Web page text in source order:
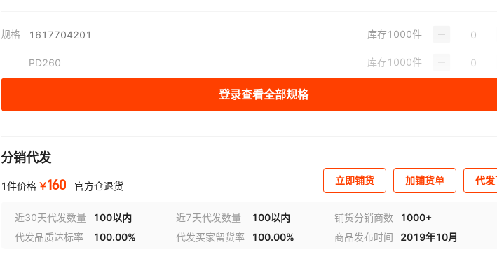
规格 1617704201 库存1000件
PD260 库存1000件
登录查看全部规格
分销代发
1件价格 ￥160 官方仓退货 立即铺货 加铺货单 代
近30天代发数量 100以内 近7天代发数量 100以内 铺货分销商数
1000+
代发品质达标率
100.00% 代发买家留货率 100.00% 商品发布时间 2019年10月